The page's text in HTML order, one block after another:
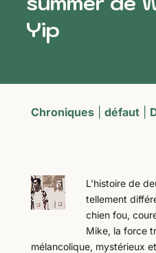
Yip
Chroniques| défaut|
L’histoire de
tellement
chien fou,
Mike, la force
mélancolique, mystérieux